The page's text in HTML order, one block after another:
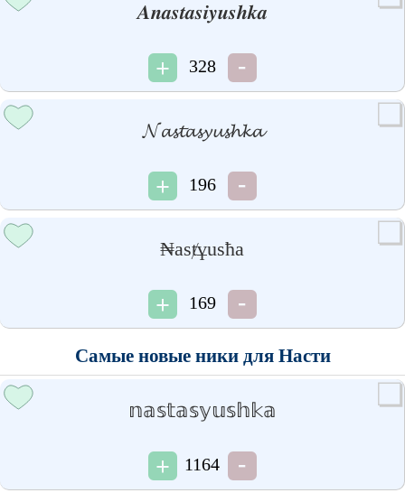
𝑨𝒏𝒂𝒔𝒕𝒂𝒔𝒊𝒚𝒖𝒔𝒉𝒌𝒂
328
𝓝𝓪𝓼𝓽𝓪𝓼𝔂𝓾𝓼𝓱𝓴𝓪
196
₦asⱦұusħa
169
Самые новые ники для Насти
𝕟𝕒𝕤𝕥𝕒𝕤𝕪𝕦𝕤𝕙𝕜𝕒
1164